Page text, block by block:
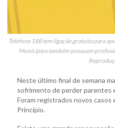
Telefone 188 tem ligação gratuita para
Municípios também possuem
Neste último final de semana
sofrimento de perder parentes
Foram registrados novos casos
Princípio.